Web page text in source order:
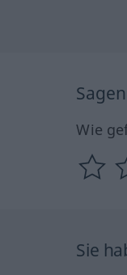
Wie
Sie